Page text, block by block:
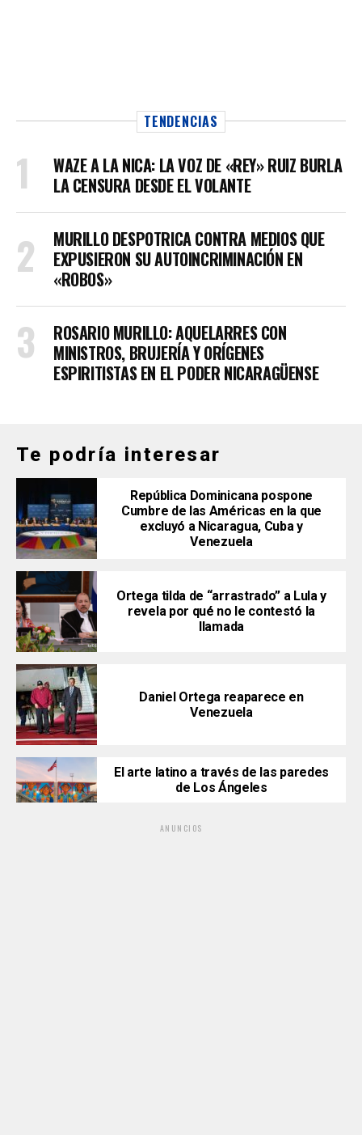
TENDENCIAS
WAZE A LA NICA: LA VOZ DE «REY» RUIZ BURLA
LA CENSURA DESDE EL VOLANTE
MURILLO DESPOTRICA CONTRA MEDIOS QUE
EXPUSIERON SU AUTOINCRIMINACIÓN EN
«ROBOS»
ROSARIO MURILLO: AQUELARRES CON
MINISTROS, BRUJERÍA Y ORÍGENES
ESPIRITISTAS EN EL PODER NICARAGÜENSE
Te podría interesar
República Dominicana pospone
Cumbre de las Américas en la que
excluyó a Nicaragua, Cuba y
Venezuela
Ortega tilda de “arrastrado” a Lula y
revela por qué no le contestó la
llamada
Daniel Ortega reaparece en
Venezuela
El arte latino a través de las paredes
de Los Ángeles
ANUNCIOS